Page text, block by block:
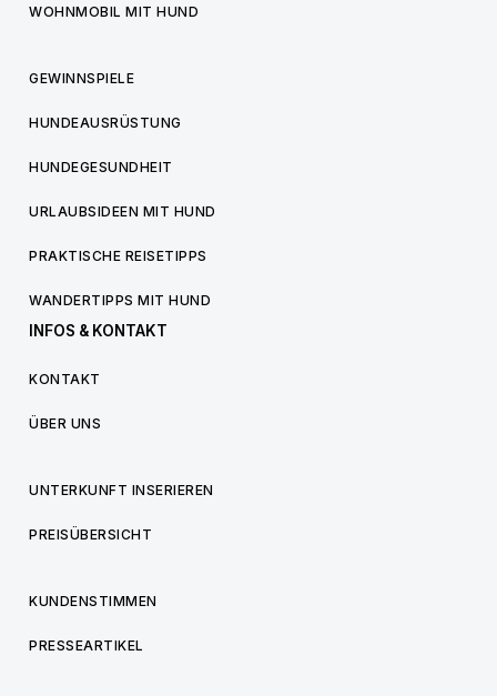
WOHNMOBIL MIT HUND
GEWINNSPIELE
HUNDEAUSRÜSTUNG
HUNDEGESUNDHEIT
URLAUBSIDEEN MIT HUND
PRAKTISCHE REISETIPPS
WANDERTIPPS MIT HUND
INFOS & KONTAKT
KONTAKT
ÜBER UNS
UNTERKUNFT INSERIEREN
PREISÜBERSICHT
KUNDENSTIMMEN
PRESSEARTIKEL